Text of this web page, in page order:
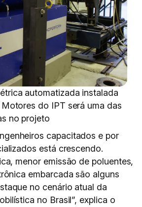
automatizada instalada
do IPT será uma das
no projeto
capacitados e por
está crescendo.
menor emissão de poluentes,
embarcada são alguns
no cenário atual da
no Brasil”, explica o